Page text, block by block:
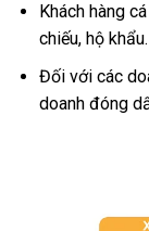
Khách hàng
chiếu, hộ khẩu.
Đối với các
doanh đóng